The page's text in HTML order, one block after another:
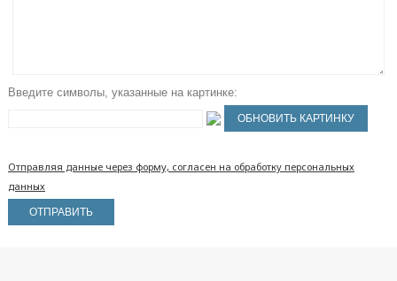
Введите символы, указанные на картинке:
Отправляя данные через форму, согласен на обработку персональных
данных